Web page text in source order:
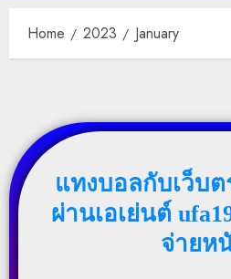
Home 2023 January
แทงบอลกับเว็บต
ผ่านเอเย่นต์
จ่ายห